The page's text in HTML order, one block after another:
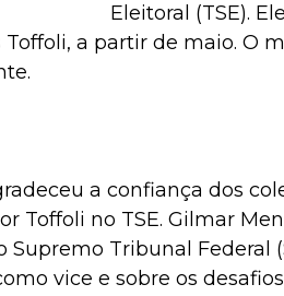
Eleitoral (TSE).
a partir de maio. O
a confiança dos
Toffoli no TSE. Gilmar
Tribunal Federal
vice e sobre os